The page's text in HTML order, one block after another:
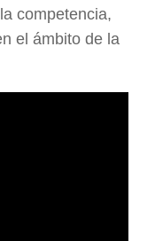
competencia,
el ámbito de la